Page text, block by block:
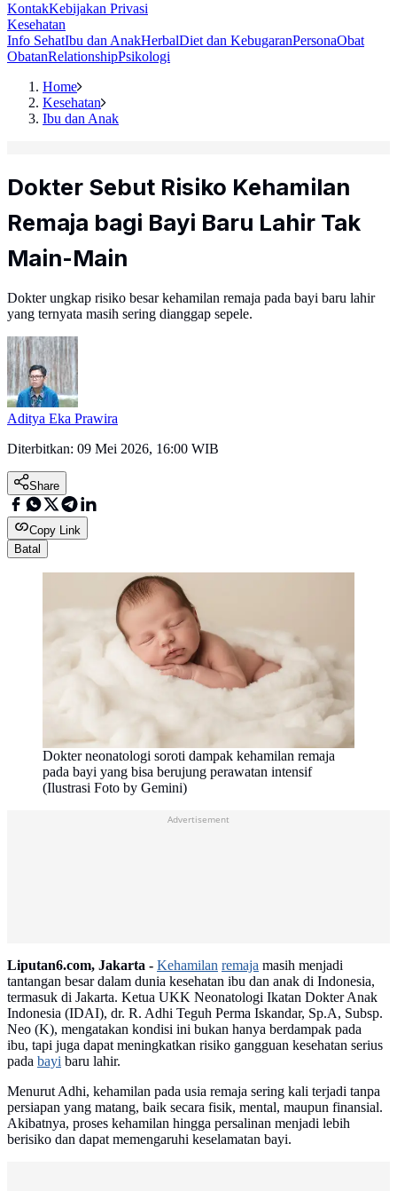
KontakKebijakan Privasi
Kesehatan
Info SehatIbu dan AnakHerbalDiet dan KebugaranPersonaObat
ObatanRelationshipPsikologi
Home
Kesehatan
Ibu dan Anak
Dokter Sebut Risiko Kehamilan
Remaja bagi Bayi Baru Lahir Tak
Main-Main
Dokter ungkap risiko besar kehamilan remaja pada bayi baru lahir
yang ternyata masih sering dianggap sepele.
Aditya Eka Prawira
Diterbitkan: 09 Mei 2026, 16:00 WIB
Share
Copy Link
Batal
Dokter neonatologi soroti dampak kehamilan remaja
pada bayi yang bisa berujung perawatan intensif
(Ilustrasi Foto by Gemini)
Advertisement
Liputan6.com, Jakarta - Kehamilan remaja masih menjadi
tantangan besar dalam dunia kesehatan ibu dan anak di Indonesia,
termasuk di Jakarta. Ketua UKK Neonatologi Ikatan Dokter Anak
Indonesia (IDAI), dr. R. Adhi Teguh Perma Iskandar, Sp.A, Subsp.
Neo (K), mengatakan kondisi ini bukan hanya berdampak pada
ibu, tapi juga dapat meningkatkan risiko gangguan kesehatan serius
pada bayi baru lahir.
Menurut Adhi, kehamilan pada usia remaja sering kali terjadi tanpa
persiapan yang matang, baik secara fisik, mental, maupun finansial.
Akibatnya, proses kehamilan hingga persalinan menjadi lebih
berisiko dan dapat memengaruhi keselamatan bayi.